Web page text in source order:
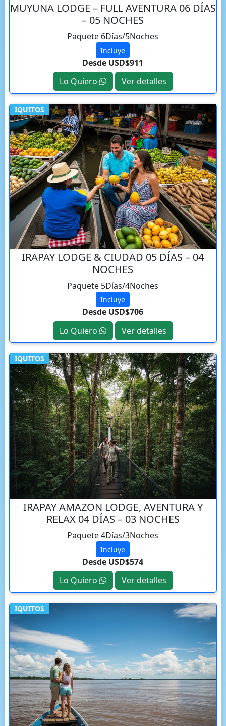
MUYUNA LODGE – FULL AVENTURA 06 DÍAS
– 05 NOCHES
Paquete 6Días/5Noches
Incluye
Desde USD$911
Lo Quiero
Ver detalles
IQUITOS
IRAPAY LODGE & CIUDAD 05 DÍAS – 04
NOCHES
Paquete 5Días/4Noches
Incluye
Desde USD$706
Lo Quiero
Ver detalles
IQUITOS
IRAPAY AMAZON LODGE, AVENTURA Y
RELAX 04 DÍAS – 03 NOCHES
Paquete 4Días/3Noches
Incluye
Desde USD$574
Lo Quiero
Ver detalles
IQUITOS